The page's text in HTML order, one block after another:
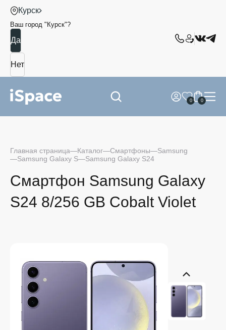
Курск
Ваш город " Курск"?
0 0
Главная страница Каталог Смартфоны
Samsung
Samsung Galaxy S
Samsung Galaxy S24
Смартфон Samsung Galaxy
S24 8/256 GB Cobalt Violet